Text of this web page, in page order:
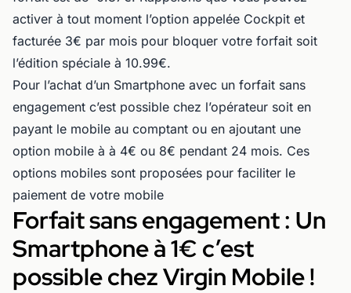
activer à tout moment l’option appelée Cockpit et
facturée 3€ par mois pour bloquer votre forfait soit
l’édition spéciale à 10.99€.
Pour l’achat d’un Smartphone avec un forfait sans
engagement c’est possible chez l’opérateur soit en
payant le mobile au comptant ou en ajoutant une
option mobile à à 4€ ou 8€ pendant 24 mois. Ces
options mobiles sont proposées pour faciliter le
paiement de votre mobile
Forfait sans engagement : Un
Smartphone à 1€ c’est
possible chez Virgin Mobile !